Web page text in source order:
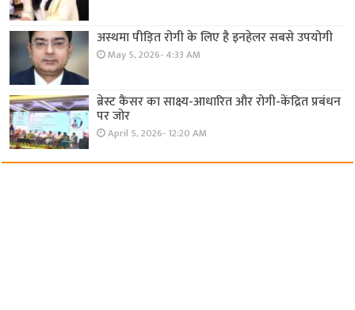
अस्थमा पीड़ित रोगी के लिए है इनहेलर सबसे उपयोगी
May 5, 2026- 4:33 AM
ब्रेस्ट कैंसर का साक्ष्य-आधारित और रोगी-केंद्रित प्रबंधन
पर जोर
April 5, 2026- 12:20 AM